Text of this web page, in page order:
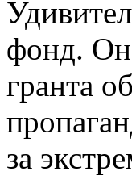
фонд.
гранта
за